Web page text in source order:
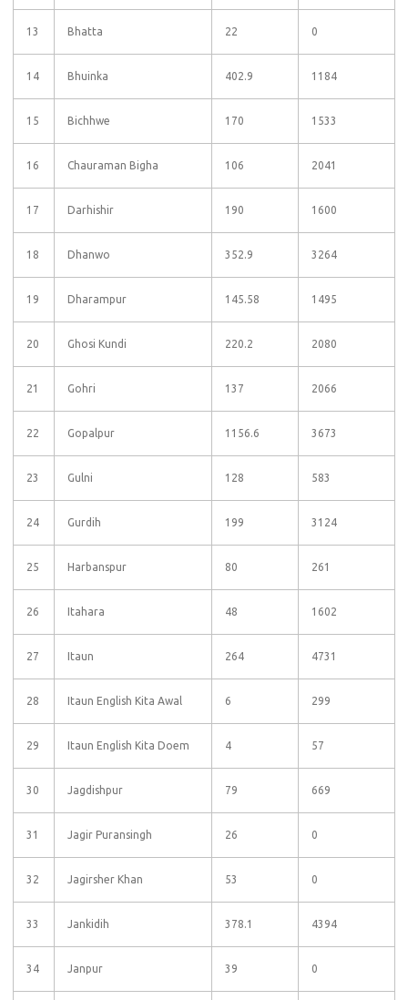
13 Bhatta 22 0
14 Bhuinka 402.9 1184
15 Bichhwe 170 1533
16 Chauraman Bigha 106 2041
17 Darhishir 190 1600
18 Dhanwo 352.9 3264
19 Dharampur 145.58 1495
20 Ghosi Kundi 220.2 2080
21 Gohri 137 2066
22 Gopalpur 1156.6 3673
23 Gulni 128 583
24 Gurdih 199 3124
25 Harbanspur 80 261
26 Itahara 48 1602
27 Itaun 264 4731
28 Itaun English Kita Awal 6 299
29 Itaun English Kita Doem 4 57
30 Jagdishpur 79 669
31 Jagir Puransingh 26 0
32 Jagirsher Khan 53 0
33 Jankidih 378.1 4394
34 Janpur 39 0